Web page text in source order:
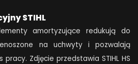
STIHL
amortyzujące redukują do
na uchwyty i pozwalają
pracy. Zdjęcie przedstawia STIHL HS